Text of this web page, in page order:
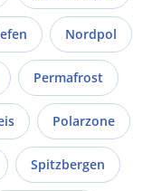
Nordpol
Permafrost
Polarzone
Spitzbergen